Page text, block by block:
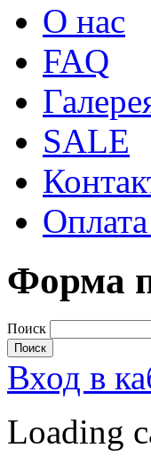
О нас
FAQ
SALE
Форма
Поиск
Вход в
Loading